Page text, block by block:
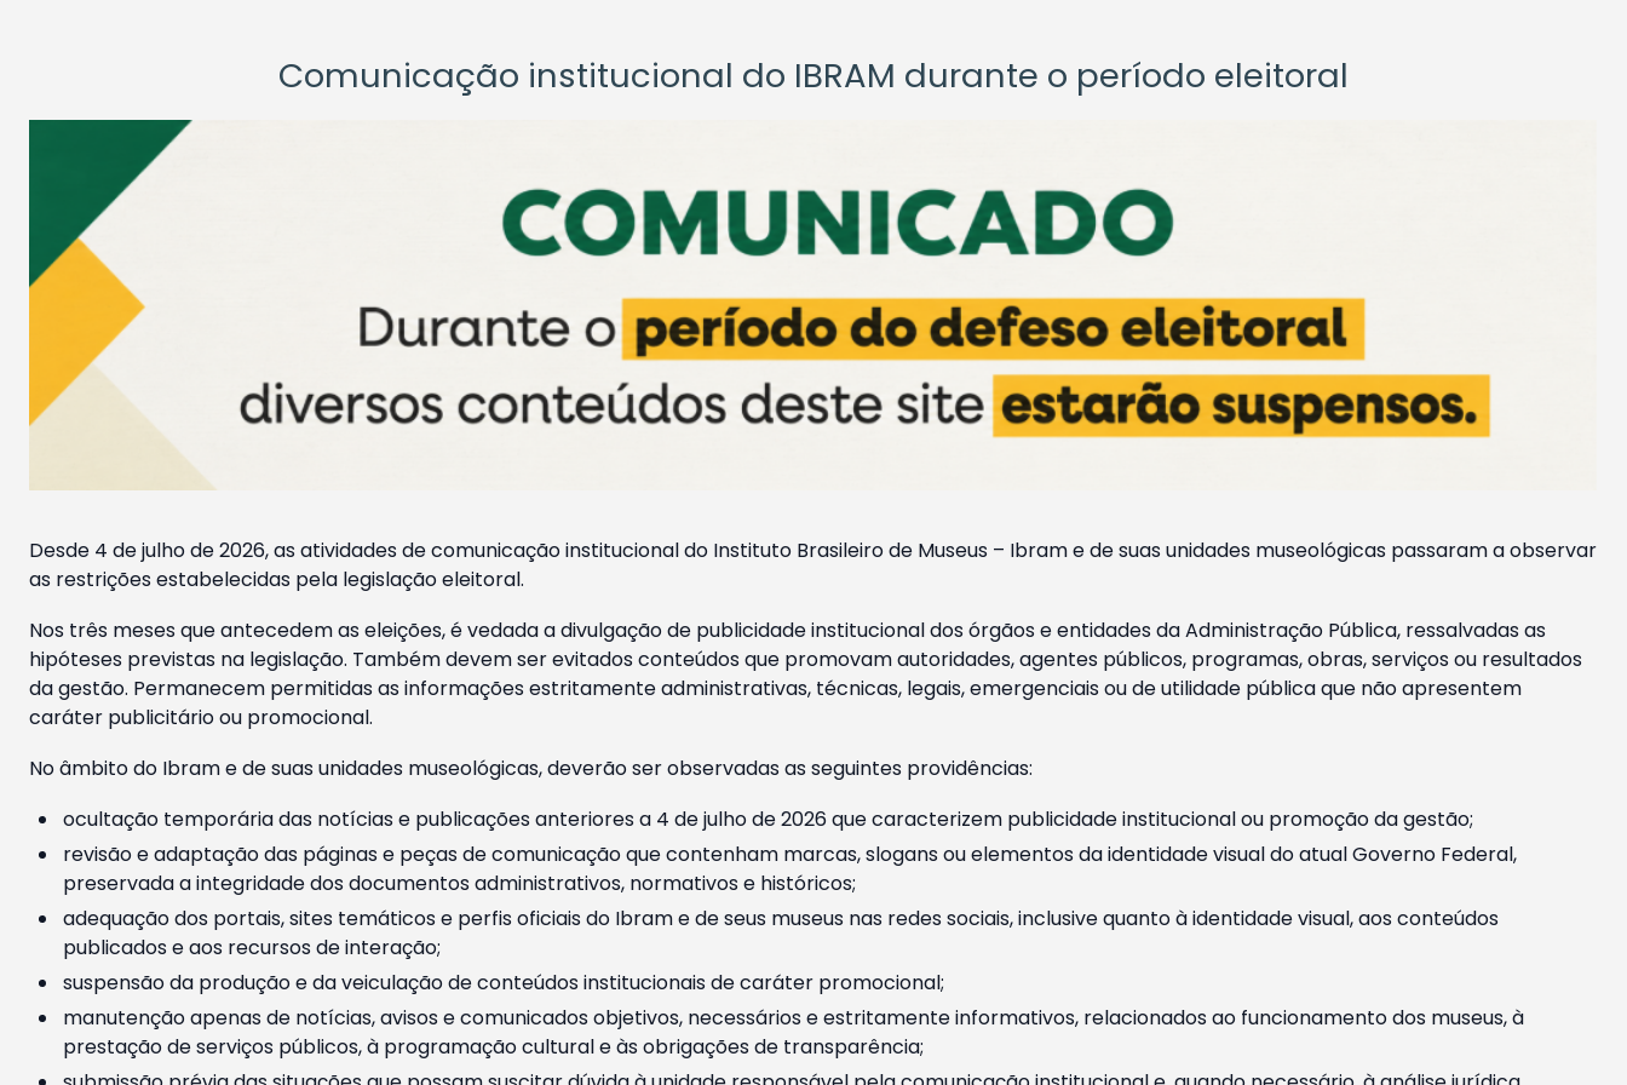
Comunicação institucional do IBRAM durante o período eleitoral
Desde 4 de julho de 2026, as atividades de comunicação institucional do Instituto Brasileiro de Museus – Ibram e de suas unidades museológicas passaram a observar
as restrições estabelecidas pela legislação eleitoral.
Nos três meses que antecedem as eleições, é vedada a divulgação de publicidade institucional dos órgãos e entidades da Administração Pública, ressalvadas as
hipóteses previstas na legislação. Também devem ser evitados conteúdos que promovam autoridades, agentes públicos, programas, obras, serviços ou resultados
da gestão. Permanecem permitidas as informações estritamente administrativas, técnicas, legais, emergenciais ou de utilidade pública que não apresentem
caráter publicitário ou promocional.
No âmbito do Ibram e de suas unidades museológicas, deverão ser observadas as seguintes providências:
ocultação temporária das notícias e publicações anteriores a 4 de julho de 2026 que caracterizem publicidade institucional ou promoção da gestão;
revisão e adaptação das páginas e peças de comunicação que contenham marcas, slogans ou elementos da identidade visual do atual Governo Federal,
preservada a integridade dos documentos administrativos, normativos e históricos;
adequação dos portais, sites temáticos e perfis oficiais do Ibram e de seus museus nas redes sociais, inclusive quanto à identidade visual, aos conteúdos
publicados e aos recursos de interação;
suspensão da produção e da veiculação de conteúdos institucionais de caráter promocional;
manutenção apenas de notícias, avisos e comunicados objetivos, necessários e estritamente informativos, relacionados ao funcionamento dos museus, à
prestação de serviços públicos, à programação cultural e às obrigações de transparência;